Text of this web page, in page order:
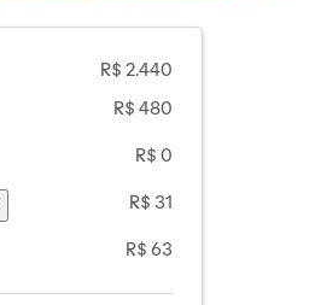
R$ 2.440
R$ 480
R$ 0
R$ 31
R$ 63